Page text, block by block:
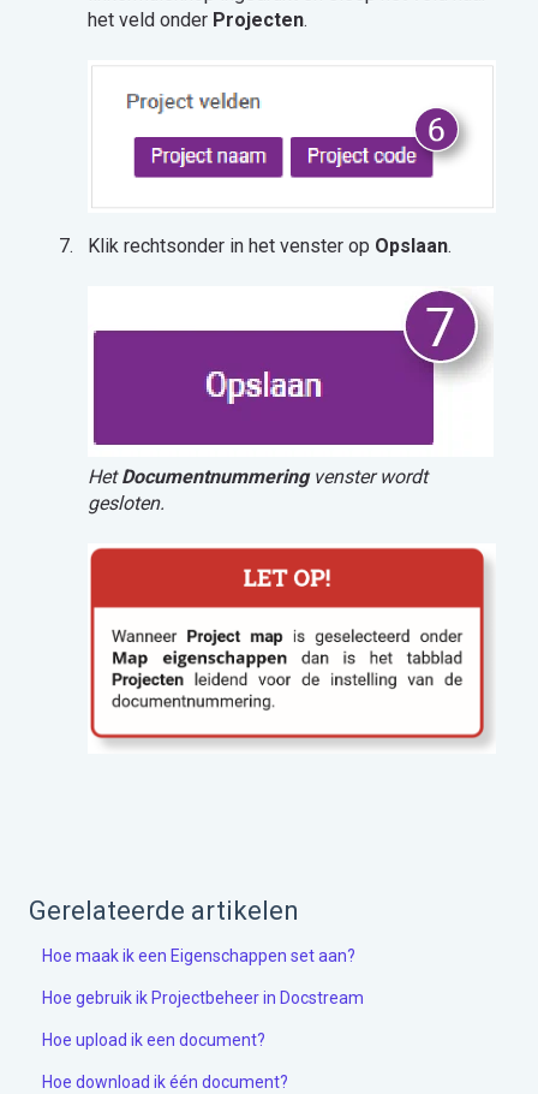
het veld onder Projecten.
Klik rechtsonder in het venster op Opslaan.
HetDocumentnummering venster wordt
gesloten.
Gerelateerde artikelen
Hoe maak ik een Eigenschappen set aan?
Hoe gebruik ik Projectbeheer in Docstream
Hoe upload ik een document?
Hoe download ik één document?